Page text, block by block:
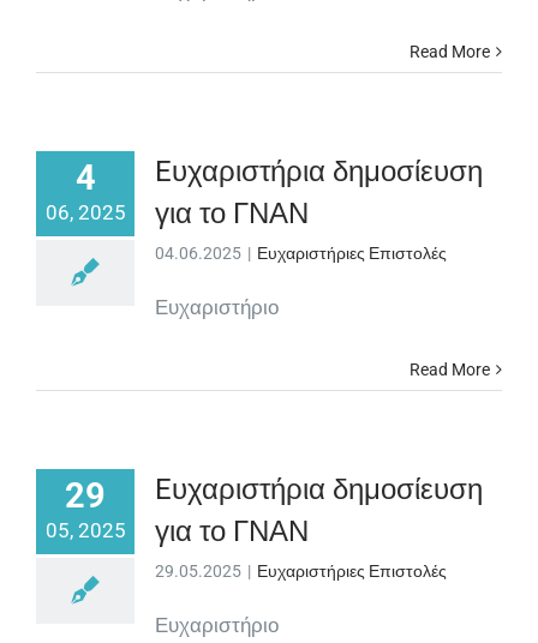
Read More
4
06, 2025
Eυχαριστήρια δημοσίευση
για το ΓΝΑΝ
04.06.2025 | Ευχαριστήριες Επιστολές
Ευχαριστήριο
Read More
29
05, 2025
Eυχαριστήρια δημοσίευση
για το ΓΝΑΝ
29.05.2025 | Ευχαριστήριες Επιστολές
Ευχαριστήριο